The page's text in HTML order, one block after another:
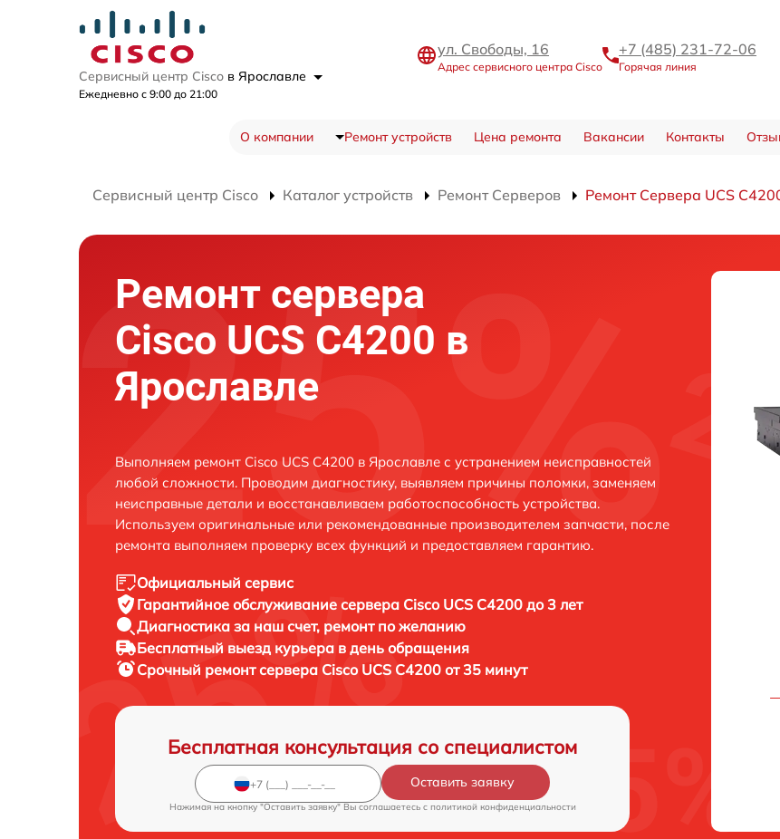
Сервисный центр Cisco в Ярославле
Ежедневно с 9:00 до 21:00
ул. Свободы, 16
Адрес сервисного центра Cisco
+7 (485) 231-72-06
Горячая линия
О компании Ремонт устройств Цена ремонта Вакансии Контакты
Сервисный центр Cisco Каталог устройств Ремонт Серверов Ремонт Сервера UCS
Ремонт сервера
Cisco UCS C4200 в
Ярославле
Выполняем ремонт Cisco UCS C4200 в Ярославле с устранением неисправностей
любой сложности. Проводим диагностику, выявляем причины поломки, заменяем
неисправные детали и восстанавливаем работоспособность устройства.
Используем оригинальные или рекомендованные производителем запчасти, после
ремонта выполняем проверку всех функций и предоставляем гарантию.
Официальный сервис
Гарантийное обслуживание сервера Cisco UCS C4200 до 3 лет
Диагностика за наш счет, ремонт по желанию
Бесплатный выезд курьера в день обращения
Срочный ремонтсервера Cisco UCS C4200 от 35 минут
Бесплатная консультация со специалистом
Оставить заявку
Нажимая на кнопку "Оставить заявку" Вы соглашаетесь c политикой конфиденциальности